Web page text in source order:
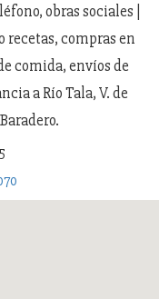
obras sociales |
recetas, compras en
comida, envíos de
a Río Tala, V. de